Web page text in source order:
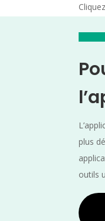
Cliquez
plus
outils